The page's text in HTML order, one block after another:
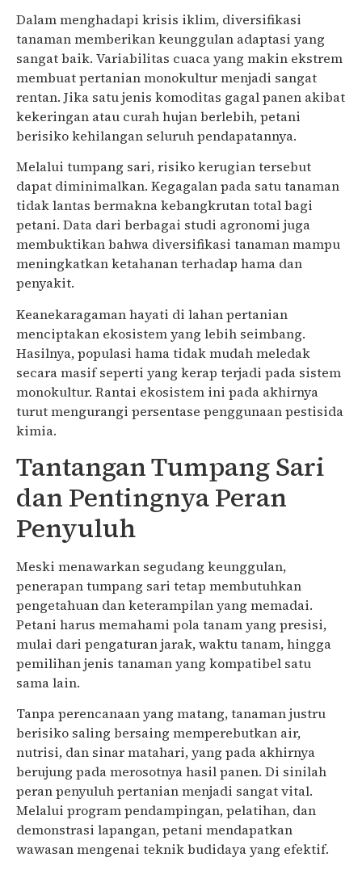
Dalam menghadapi krisis iklim, diversifikasi
tanaman memberikan keunggulan adaptasi yang
sangat baik. Variabilitas cuaca yang makin ekstrem
membuat pertanian monokultur menjadi sangat
rentan. Jika satu jenis komoditas gagal panen akibat
kekeringan atau curah hujan berlebih, petani
berisiko kehilangan seluruh pendapatannya.
Melalui tumpang sari, risiko kerugian tersebut
dapat diminimalkan. Kegagalan pada satu tanaman
tidak lantas bermakna kebangkrutan total bagi
petani. Data dari berbagai studi agronomi juga
membuktikan bahwa diversifikasi tanaman mampu
meningkatkan ketahanan terhadap hama dan
penyakit.
Keanekaragaman hayati di lahan pertanian
menciptakan ekosistem yang lebih seimbang.
Hasilnya, populasi hama tidak mudah meledak
secara masif seperti yang kerap terjadi pada sistem
monokultur. Rantai ekosistem ini pada akhirnya
turut mengurangi persentase penggunaan pestisida
kimia.
Tantangan Tumpang Sari
dan Pentingnya Peran
Penyuluh
Meski menawarkan segudang keunggulan,
penerapan tumpang sari tetap membutuhkan
pengetahuan dan keterampilan yang memadai.
Petani harus memahami pola tanam yang presisi,
mulai dari pengaturan jarak, waktu tanam, hingga
pemilihan jenis tanaman yang kompatibel satu
sama lain.
Tanpa perencanaan yang matang, tanaman justru
berisiko saling bersaing memperebutkan air,
nutrisi, dan sinar matahari, yang pada akhirnya
berujung pada merosotnya hasil panen. Di sinilah
peran penyuluh pertanian menjadi sangat vital.
Melalui program pendampingan, pelatihan, dan
demonstrasi lapangan, petani mendapatkan
wawasan mengenai teknik budidaya yang efektif.